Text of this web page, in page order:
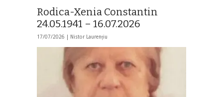
Rodica-Xenia Constantin
24.05.1941 – 16.07.2026
17/07/2026 | Nistor Laurențiu